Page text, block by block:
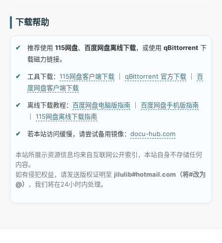
下载帮助
推荐使用 115网盘、 百度网盘离线下载，或使用 qBittorrent 下
载磁力链接。
工具下载： 115网盘客户端下载 qBittorrent 官方下载
百
度网盘客户端下载
离线下载教程： 百度网盘电脑版指南
百度网盘手机版指南
115网盘离线下载指南
若本站访问缓慢，请尝试备用镜像： docu-hub.com
本站所展示资源信息均来自互联网公开索引，本站自身不存储任何
内容。
如有侵犯权益，请发送版权证明至 jilulib#hotmail.com（将#改为
@）
，我们将在24小时内处理。